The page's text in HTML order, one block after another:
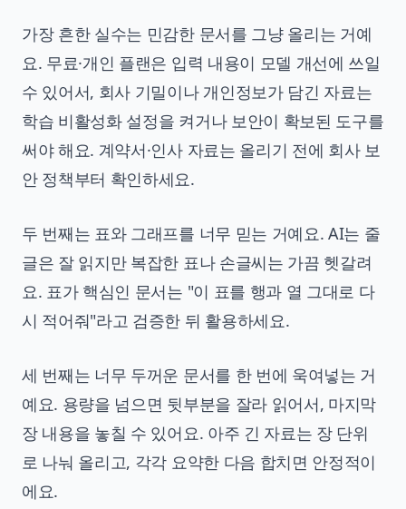
가장 흔한 실수는 민감한 문서를 그냥 올리는 거예
요. 무료·개인 플랜은 입력 내용이 모델 개선에 쓰일
수 있어서, 회사 기밀이나 개인정보가 담긴 자료는
학습 비활성화 설정을 켜거나 보안이 확보된 도구를
써야 해요. 계약서·인사 자료는 올리기 전에 회사 보
안 정책부터 확인하세요.
두 번째는 표와 그래프를 너무 믿는 거예요. AI는 줄
글은 잘 읽지만 복잡한 표나 손글씨는 가끔 헷갈려
요. 표가 핵심인 문서는 "이 표를 행과 열 그대로 다
시 적어줘"라고 검증한 뒤 활용하세요.
세 번째는 너무 두꺼운 문서를 한 번에 욱여넣는 거
예요. 용량을 넘으면 뒷부분을 잘라 읽어서, 마지막
장 내용을 놓칠 수 있어요. 아주 긴 자료는 장 단위
로 나눠 올리고, 각각 요약한 다음 합치면 안정적이
에요.